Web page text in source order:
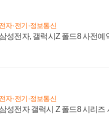
전자·전기·정보통신
삼성전자, 갤럭시Z 폴드8 사전예
전자·전기·정보통신
삼성전자 갤럭시 Z 폴드8 시리즈